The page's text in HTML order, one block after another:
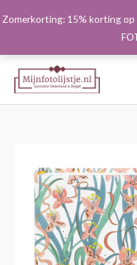
Zomerkorting: 15% korting
naar